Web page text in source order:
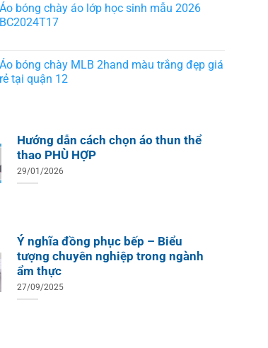
Áo bóng chày áo lớp học sinh mẫu 2026
BC2024T17
Áo bóng chày MLB 2hand màu trắng đẹp giá
rẻ tại quận 12
Hướng dẫn cách chọn áo thun thể
thao PHÙ HỢP
29/01/2026
Ý nghĩa đồng phục bếp – Biểu
tượng chuyên nghiệp trong ngành
ẩm thực
27/09/2025